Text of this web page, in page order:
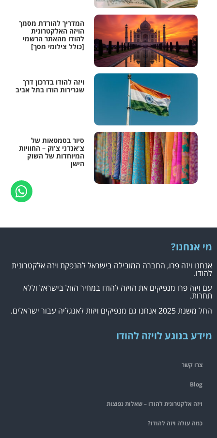
המדריך להורדת מסמך
הויזה האלקטרונית
להודו מהאתר הרשמי
[כולל צילומי מסך]
ויזה להודו בדרכון דרך
שגרירות הודו בתל אביב
סיור בסמטאות של
צ'אנדני צ'וק – החוויות
המיוחדות של השוק
הישן
מי אנחנו?
אנחנו ויזה פרו, החברה המובילה בישראל להנפקת ויזה אלקטרונית
להודו.
עם ויזה פרו מנפיקים את הויזה להודו במחיר הזול בישראל וללא
תחרות.
החל משנת 2025 אנחנו גם מנפיקים ויזות לאנגליה עבור ישראלים.
מידע בנוגע לויזה להודו
צרו קשר
Blog
ויזה אלקטרונית להודו – שאלות נפוצות
כמה עולה ויזה להודו?